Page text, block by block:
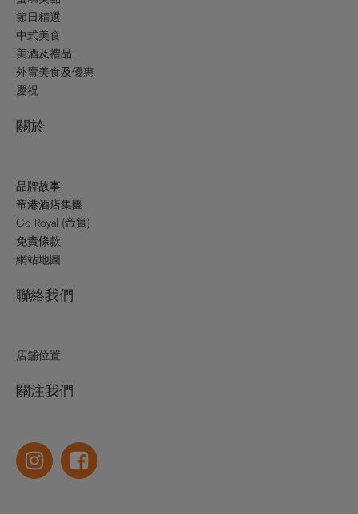
節日精選
中式美食
美酒及禮品
外賣美食及優惠
慶祝
關於
品牌故事
帝港酒店集團
Go Royal (帝賞)
免責條款
網站地圖
聯絡我們
店舖位置
關注我們